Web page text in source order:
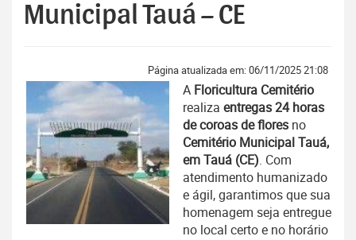
Municipal Tauá – CE
Página atualizada em: 06/11/2025 21:08
A Floricultura Cemitério
realiza entregas 24 horas
de coroas de flores no
Cemitério Municipal Tauá,
em Tauá (CE). Com
atendimento humanizado
e ágil, garantimos que sua
homenagem seja entregue
no local certo e no horário